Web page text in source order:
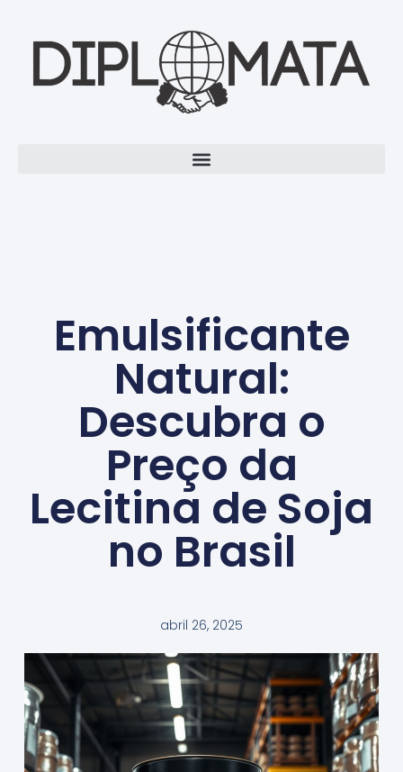
Emulsificante
Natural:
Descubra o
Preço da
Lecitina de Soja
no Brasil
abril 26, 2025